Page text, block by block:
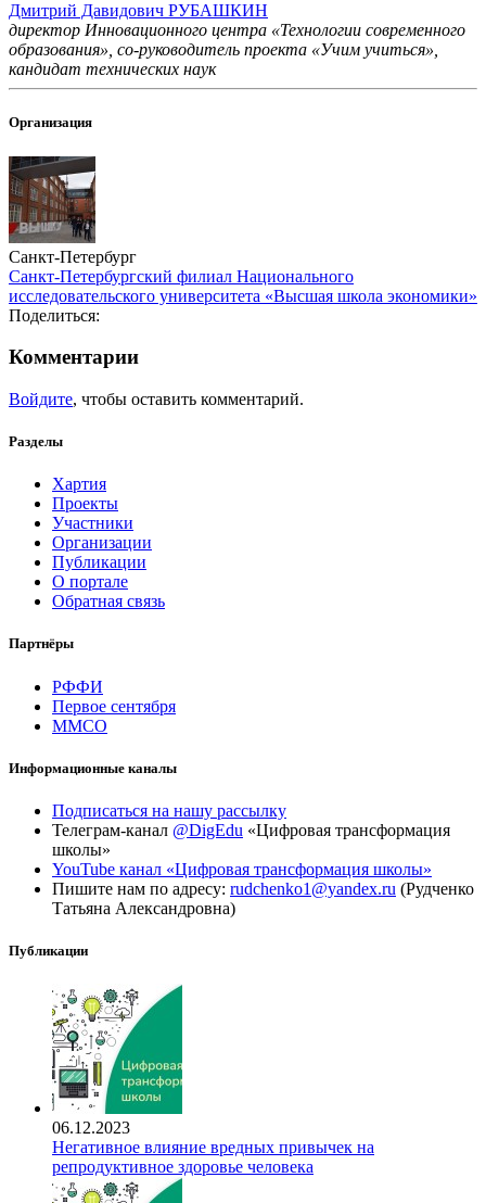
Дмитрий Давидович РУБАШКИН
директор Инновационного центра «Технологии современного
образования», со-руководитель проекта «Учим учиться»,
кандидат технических наук
Организация
Санкт-Петербург
Санкт-Петербургский филиал Национального
исследовательского университета «Высшая школа экономики»
Поделиться:
Комментарии
Войдите, чтобы оставить комментарий.
Разделы
Хартия
Проекты
Участники
Организации
Публикации
О портале
Обратная связь
Партнёры
РФФИ
Первое сентября
ММСО
Информационные каналы
Подписаться на нашу рассылку
Телеграм-канал @DigEdu «Цифровая трансформация
школы»
YouTube канал «Цифровая трансформация школы»
Пишите нам по адресу: rudchenko1@yandex.ru (Рудченко
Татьяна Александровна)
Публикации
06.12.2023
Негативное влияние вредных привычек на
репродуктивное здоровье человека